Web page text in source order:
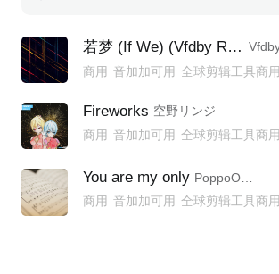
若梦 (If We) (Vfdby Remix)
商用 音加加可用 全球剪辑工具商用
全球剪辑工具商用模板不下架
Fireworks 空野リンジ
商用 音加加可用 全球剪辑工具商用
全球剪辑工具商用模板不下架
全球剪辑工具商用 YTB不拦截
You are my only
PoppoOVO
商用 音加加可用 全球剪辑工具商用